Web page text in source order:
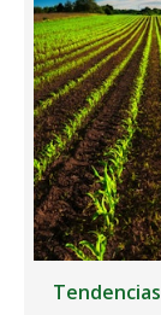
Tendencias